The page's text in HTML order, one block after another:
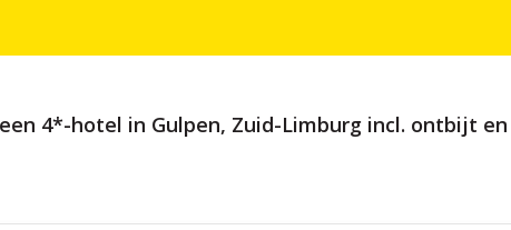
4*-hotel in Gulpen, Zuid-Limburg incl. ontbijt en